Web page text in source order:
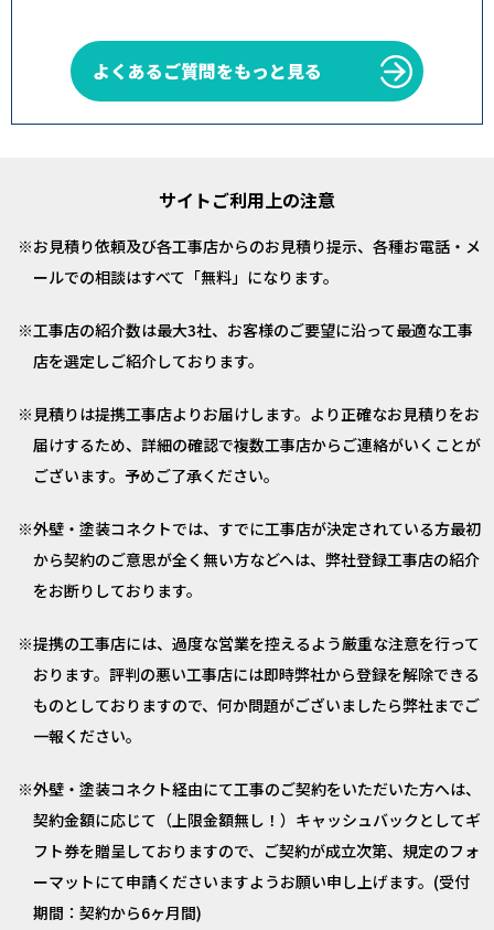
よくあるご質問をもっと見る
サイトご利用上の注意
お見積り依頼及び各工事店からのお見積り提示、各種お電話・メ
ールでの相談はすべて「無料」になります。
工事店の紹介数は最大3社、お客様のご要望に沿って最適な工事
店を選定しご紹介しております。
見積りは提携工事店よりお届けします。より正確なお見積りをお
届けするため、詳細の確認で複数工事店からご連絡がいくことが
ございます。予めご了承ください。
外壁・塗装コネクトでは、すでに工事店が決定されている方最初
から契約のご意思が全く無い方などへは、弊社登録工事店の紹介
をお断りしております。
提携の工事店には、過度な営業を控えるよう厳重な注意を行って
おります。評判の悪い工事店には即時弊社から登録を解除できる
ものとしておりますので、何か問題がございましたら弊社までご
一報ください。
外壁・塗装コネクト経由にて工事のご契約をいただいた方へは、
契約金額に応じて（上限金額無し！）キャッシュバックとしてギ
フト券を贈呈しておりますので、ご契約が成立次第、規定のフォ
ーマットにて申請くださいますようお願い申し上げます。(受付
期間：契約から6ヶ月間)